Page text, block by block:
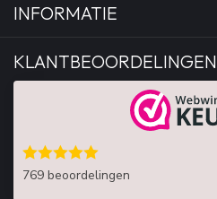
INFORMATIE
KLANTBEOORDELINGEN
769 beoordelingen